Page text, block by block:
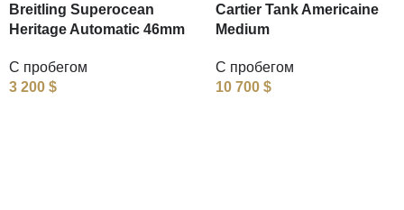
Breitling Superocean
Heritage Automatic 46mm
С пробегом
3 200 $
Cartier Tank Americaine
Medium
С пробегом
10 700 $